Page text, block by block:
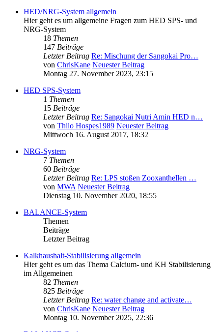
HED/NRG-System allgemein
Hier geht es um allgemeine Fragen zum HED SPS- und
NRG-System
18 Themen
147 Beiträge
Letzter Beitrag Re: Mischung der Sangokai Pro…
von ChrisKane Neuester Beitrag
Montag 27. November 2023, 23:15
HED SPS-System
1 Themen
15 Beiträge
Letzter Beitrag Re: Sangokai Nutri Amin HED n…
von Thilo Hospes1989 Neuester Beitrag
Mittwoch 16. August 2017, 18:32
NRG-System
7 Themen
60 Beiträge
Letzter Beitrag Re: LPS stoßen Zooxanthellen …
von MWA Neuester Beitrag
Dienstag 10. November 2020, 18:55
BALANCE-System
Themen
Beiträge
Letzter Beitrag
Kalkhaushalt-Stabilisierung allgemein
Hier geht es um das Thema Calcium- und KH Stabilisierung
im Allgemeinen
82 Themen
825 Beiträge
Letzter Beitrag Re: water change and activate…
von ChrisKane Neuester Beitrag
Montag 10. November 2025, 22:36